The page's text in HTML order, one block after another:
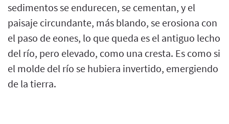
sedimentos se endurecen, se cementan, y el
paisaje circundante, más blando, se erosiona con
el paso de eones, lo que queda es el antiguo lecho
del río, pero elevado, como una cresta. Es como si
el molde del río se hubiera invertido, emergiendo
de la tierra.